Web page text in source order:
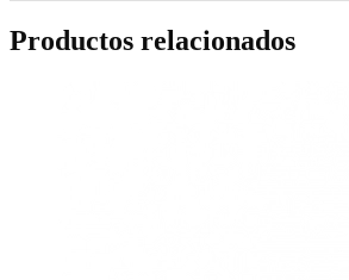
Productos relacionados